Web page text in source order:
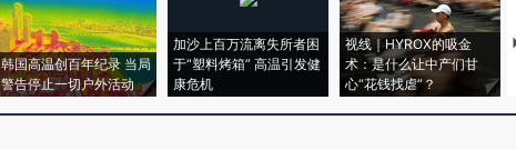
韩国高温创百年纪录 当局
警告停止一切户外活动
加沙上百万流离失所者困
于“塑料烤箱” 高温引发健
康危机
视线｜HYROX的吸金
术：是什么让中产们甘
心“花钱找虐”？